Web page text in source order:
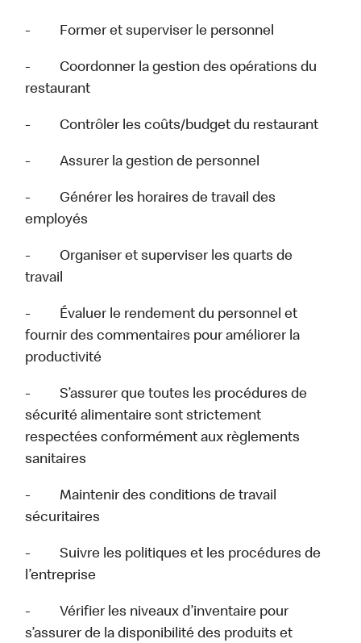
- Former et superviser le personnel
- Coordonner la gestion des opérations du
restaurant
- Contrôler les coûts/budget du restaurant
- Assurer la gestion de personnel
- Générer les horaires de travail des
employés
- Organiser et superviser les quarts de
travail
- Évaluer le rendement du personnel et
fournir des commentaires pour améliorer la
productivité
- S’assurer que toutes les procédures de
sécurité alimentaire sont strictement
respectées conformément aux règlements
sanitaires
- Maintenir des conditions de travail
sécuritaires
- Suivre les politiques et les procédures de
l’entreprise
- Vérifier les niveaux d’inventaire pour
s’assurer de la disponibilité des produits et